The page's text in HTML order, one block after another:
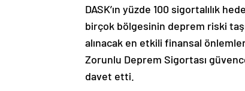
DASK’ın yüzde 100 sigortalılık
birçok bölgesinin deprem riski
alınacak en etkili finansal
Zorunlu Deprem Sigortası
davet etti.